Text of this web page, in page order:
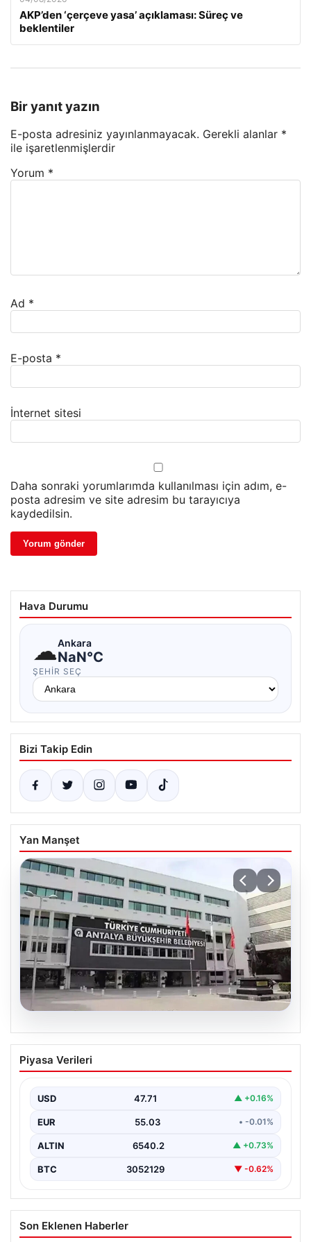
AKP’den ‘çerçeve yasa’ açıklaması: Süreç ve
beklentiler
Bir yanıt yazın
E-posta adresiniz yayınlanmayacak. Gerekli alanlar *
ile işaretlenmişlerdir
Yorum *
Ad *
E-posta *
İnternet sitesi
Daha sonraki yorumlarımda kullanılması için adım, e-
posta adresim ve site adresim bu tarayıcıya
kaydedilsin.
Hava Durumu
☁Ankara
NaN°C
ŞEHIR SEÇ
Bizi Takip Edin
Yan Manşet
Antalya’daki yolsuzluk soruşturmasında
iki yeni gözaltı
Piyasa Verileri
USD 47.71 ▲ +0.16%
EUR 55.03 • -0.01%
ALTIN 6540.2 ▲ +0.73%
BTC 3052129 ▼ -0.62%
Son Eklenen Haberler